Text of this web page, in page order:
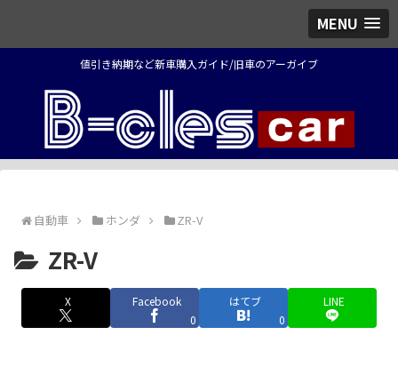
MENU
値引き納期など新車購入ガイド/旧車のアーガイブ
自動車 ホンダ ZR-V
ZR-V
X
Facebook
0
はてブ
0
LINE